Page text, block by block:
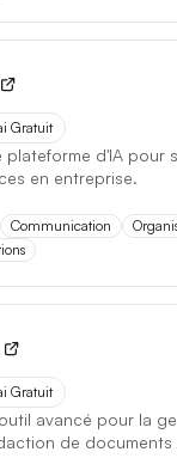
Gratuit
d'IA pour
en entreprise.
Communication
Gratuit
avancé pour la
de documents